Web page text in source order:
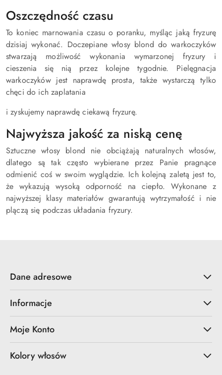
Oszczędność czasu
To koniec marnowania czasu o poranku, myśląc jaką fryzurę
dzisiaj wykonać. Doczepiane włosy blond do warkoczyków
stwarzają możliwość wykonania wymarzonej fryzury i
cieszenia się nią przez kolejne tygodnie. Pielęgnacja
warkoczyków jest naprawdę prosta, także wystarczą tylko
chęci do ich zaplatania
i zyskujemy naprawdę ciekawą fryzurę.
Najwyższa jakość za niską cenę
Sztuczne włosy blond nie obciążają naturalnych włosów,
dlatego są tak często wybierane przez Panie pragnące
odmienić coś w swoim wyglądzie. Ich kolejną zaletą jest to,
że wykazują wysoką odporność na ciepło. Wykonane z
najwyższej klasy materiałów gwarantują wytrzymałość i nie
plączą się podczas układania fryzury.
Dane adresowe
Informacje
Moje Konto
Kolory włosów